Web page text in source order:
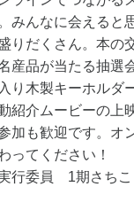
みんなに会えると
りだくさん。本の
産品が当たる抽選
り木製キーホルダ
紹介ムービーの上
加も歓迎です。オ
ってください！
行委員 1期さちこ